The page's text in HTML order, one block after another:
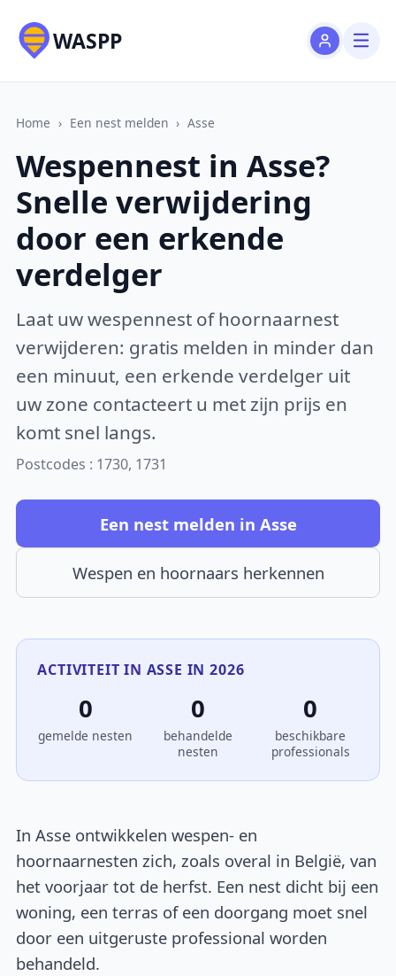
WASPP
Home › Een nest melden › Asse
Wespennest in Asse?
Snelle verwijdering
door een erkende
verdelger
Laat uw wespennest of hoornaarnest
verwijderen: gratis melden in minder dan
een minuut, een erkende verdelger uit
uw zone contacteert u met zijn prijs en
komt snel langs.
Postcodes : 1730, 1731
Een nest melden in Asse
Wespen en hoornaars herkennen
ACTIVITEIT IN ASSE IN 2026
0
gemelde nesten
0
behandelde
nesten
0
beschikbare
professionals
In Asse ontwikkelen wespen- en
hoornaarnesten zich, zoals overal in België, van
het voorjaar tot de herfst. Een nest dicht bij een
woning, een terras of een doorgang moet snel
door een uitgeruste professional worden
behandeld.